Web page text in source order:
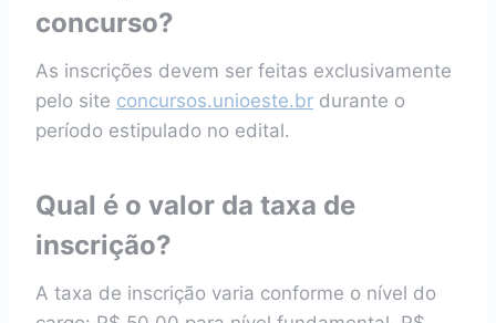
concurso?
As inscrições devem ser feitas exclusivamente
pelo site concursos.unioeste.br durante o
período estipulado no edital.
Qual é o valor da taxa de
inscrição?
A taxa de inscrição varia conforme o nível do